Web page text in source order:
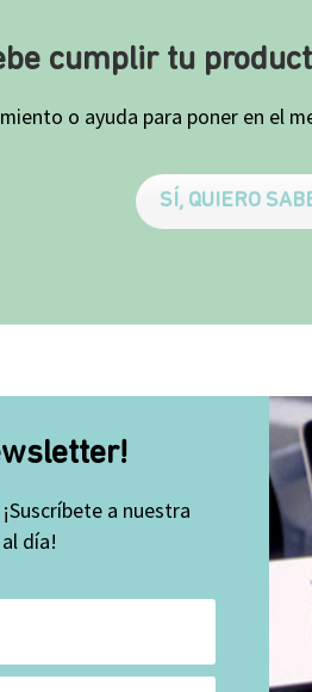
cumplir tu
o ayuda para poner en el
SÍ, QUIERO
a nuestra
día!